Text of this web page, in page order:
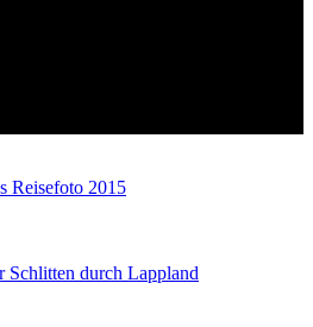
Reisefoto 2015
Schlitten durch Lappland